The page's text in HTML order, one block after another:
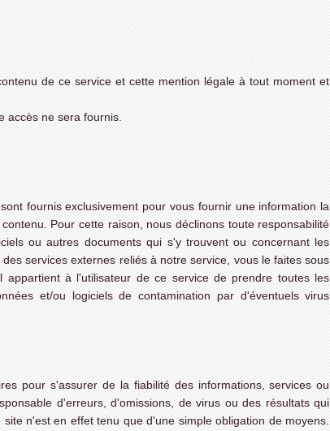
de ce service et cette mention légale à tout moment et
accès ne sera fournis.
fournis exclusivement pour vous fournir une information la
Pour cette raison, nous déclinons toute responsabilité
ou autres documents qui s'y trouvent ou concernant les
services externes reliés à notre service, vous le faites sous
appartient à l'utilisateur de ce service de prendre toutes les
et/ou logiciels de contamination par d'éventuels virus
pour s'assurer de la fiabilité des informations, services ou
d'erreurs, d'omissions, de virus ou des résultats qui
n'est en effet tenu que d'une simple obligation de moyens.